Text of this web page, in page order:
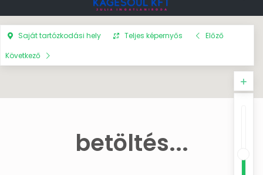
betöltés...
Saját tartózkodási hely Teljes képernyős
Előző
Következő